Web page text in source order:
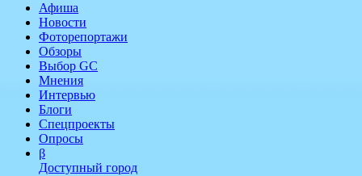
Афиша
Новости
Фоторепортажи
Обзоры
Выбор GC
Мнения
Интервью
Блоги
Спецпроекты
Опросы
β
Доступный город